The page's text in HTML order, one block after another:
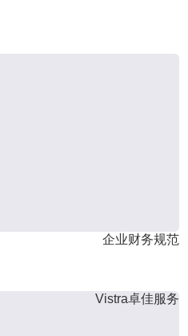
企业财务规范
Vistra卓佳服务